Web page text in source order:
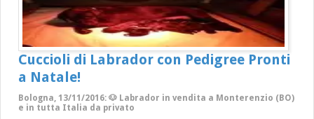
Cuccioli di Labrador con Pedigree Pronti
a Natale!
Bologna, 13/11/2016: 🐶 Labrador in vendita a Monterenzio (BO)
e in tutta Italia da privato